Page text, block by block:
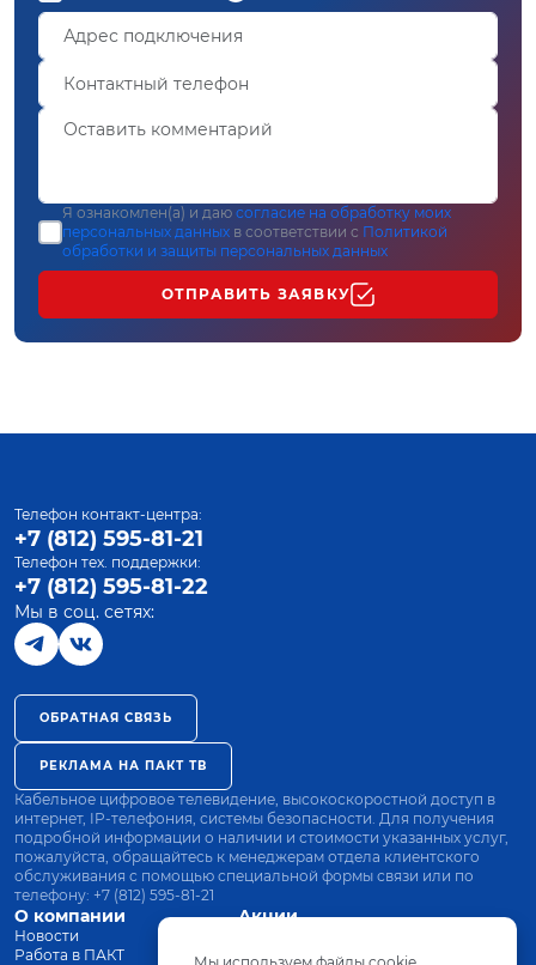
Я ознакомлен(а) и даю согласие на обработку моих
персональных данных в соответствии с Политикой
обработки и защиты персональных данных
ОТПРАВИТЬ ЗАЯВКУ
О компании
Новости
Работа в ПАКТ
Акции
Оплата
Телефон контакт-центра:
+7 (812) 595-81-21
Телефон тех. поддержки:
+7 (812) 595-81-22
Мы в соц. сетях:
ОБРАТНАЯ СВЯЗЬ
РЕКЛАМА НА ПАКТ ТВ
Кабельное цифровое телевидение, высокоскоростной доступ в
интернет, IP-телефония, системы безопасности. Для получения
подробной информации о наличии и стоимости указанных услуг,
пожалуйста, обращайтесь к менеджерам отдела клиентского
обслуживания с помощью специальной формы связи или по
телефону: +7 (812) 595-81-21